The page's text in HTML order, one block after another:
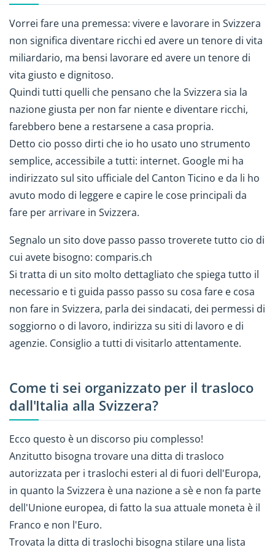
Vorrei fare una premessa: vivere e lavorare in Svizzera
non significa diventare ricchi ed avere un tenore di vita
miliardario, ma bensi lavorare ed avere un tenore di
vita giusto e dignitoso.
Quindi tutti quelli che pensano che la Svizzera sia la
nazione giusta per non far niente e diventare ricchi,
farebbero bene a restarsene a casa propria.
Detto cio posso dirti che io ho usato uno strumento
semplice, accessibile a tutti: internet. Google mi ha
indirizzato sul sito ufficiale del Canton Ticino e da li ho
avuto modo di leggere e capire le cose principali da
fare per arrivare in Svizzera.
Segnalo un sito dove passo passo troverete tutto cio di
cui avete bisogno: comparis.ch
Si tratta di un sito molto dettagliato che spiega tutto il
necessario e ti guida passo passo su cosa fare e cosa
non fare in Svizzera, parla dei sindacati, dei permessi di
soggiorno o di lavoro, indirizza su siti di lavoro e di
agenzie. Consiglio a tutti di visitarlo attentamente.
Come ti sei organizzato per il trasloco
dall'Italia alla Svizzera?
Ecco questo è un discorso piu complesso!
Anzitutto bisogna trovare una ditta di trasloco
autorizzata per i traslochi esteri al di fuori dell'Europa,
in quanto la Svizzera è una nazione a sè e non fa parte
dell'Unione europea, di fatto la sua attuale moneta è il
Franco e non l'Euro.
Trovata la ditta di traslochi bisogna stilare una lista